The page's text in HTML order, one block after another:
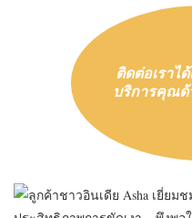
ติดต่อเราไ
บริการคุณด้